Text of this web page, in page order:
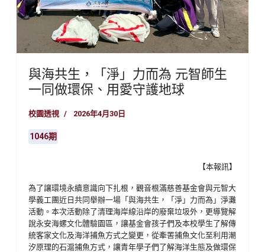
與海共生，「淨」力而為 元智師生
一同做環保、用愛守護地球
校園透視 2026年4月30日
1046期
【本報訊】
為了讓環境永續意識向下扎根，觀音根滿慈善基金會與元智大
學義工團近日共同舉辦一場「與海共生，「淨」力而為」淨灘
活動。本次活動除了清理海岸線沿岸的廢棄垃圾外，更導覽解
說永安海螺文化體驗園區，讓基金會孩子們及本校學生了解傳
統客家文化及海洋捕魚方式之變更，從牽罟捕魚文化至利用潮
汐原理的石滬捕魚方式，讓青年學子們了解海洋生態及做環保